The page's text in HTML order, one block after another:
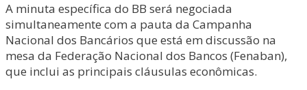
A minuta específica do BB será negociada
simultaneamente com a pauta da Campanha
Nacional dos Bancários que está em discussão na
mesa da Federação Nacional dos Bancos (Fenaban),
que inclui as principais cláusulas econômicas.